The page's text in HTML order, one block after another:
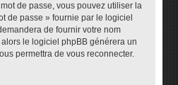
de passe, vous pouvez utiliser la
de passe » fournie par le logiciel
de fournir votre nom
le logiciel phpBB générera un
permettra de vous reconnecter.